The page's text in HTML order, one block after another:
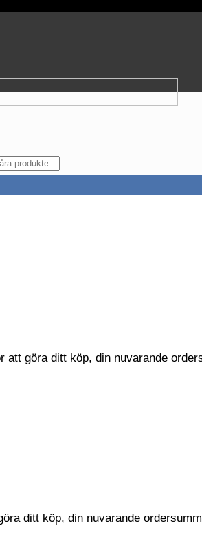
att göra ditt köp, din nuvarande
ditt köp, din nuvarande